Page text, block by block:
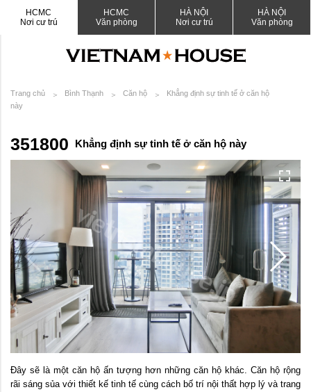
HCMC
Nơi cư trú
HCMC
Văn phòng
HÀ NỘI
Nơi cư trú
HÀ NỘI
Văn phòng
Trang chủ Bình Thạnh Căn hộ
Khẳng định sự tinh tế ở căn hộ
này
351800 Khẳng định sự tinh tế ở căn hộ này
Đây sẽ là một căn hộ ấn tượng hơn những căn hộ khác. Căn hộ rộng
rãi sáng sủa với thiết kế tinh tế cùng cách bố trí nội thất hợp lý và trang